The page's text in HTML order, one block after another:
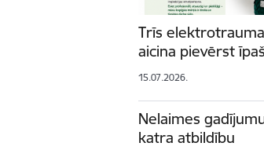
Trīs
aicina pievērst
15.07.2026.
Nelaimes
katra atbildību